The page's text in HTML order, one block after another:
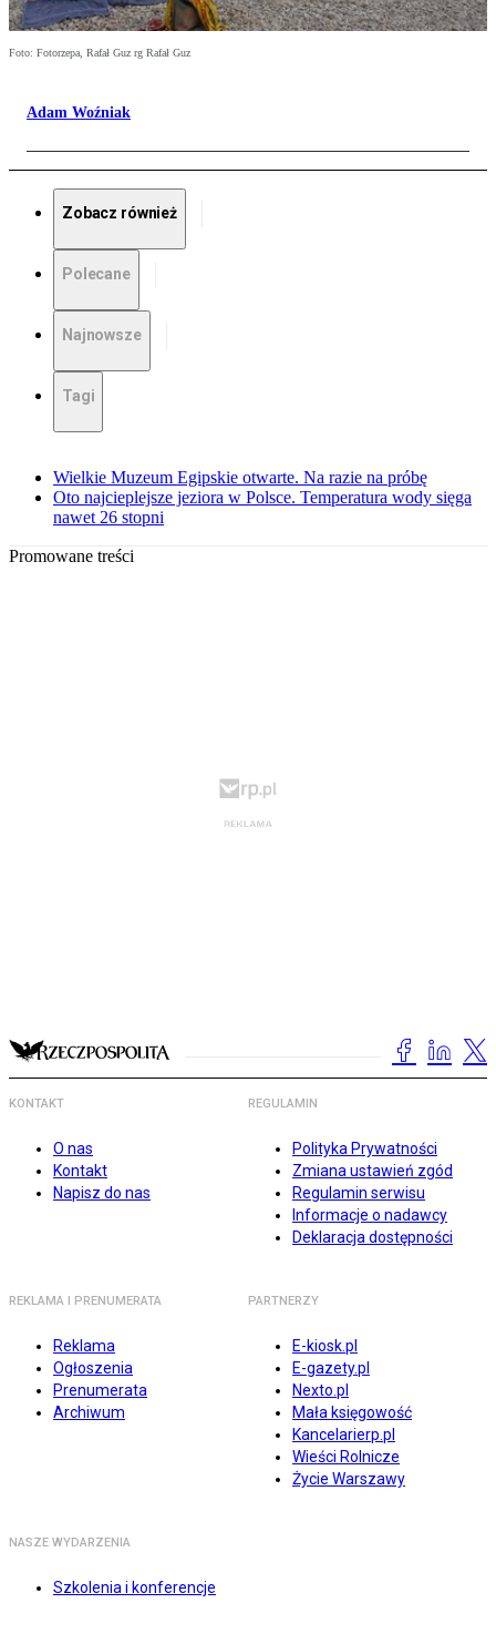
Foto: Fotorzepa, Rafał Guz rg Rafał Guz
Adam Woźniak
Zobacz również
Polecane
Najnowsze
Tagi
Wielkie Muzeum Egipskie otwarte. Na razie na próbę
Oto najcieplejsze jeziora w Polsce. Temperatura wody sięga
nawet 26 stopni
Promowane treści
KONTAKT
O nas
Kontakt
Napisz do nas
REGULAMIN
Polityka Prywatności
Zmiana ustawień zgód
Regulamin serwisu
Informacje o nadawcy
Deklaracja dostępności
REKLAMA I PRENUMERATA
Reklama
Ogłoszenia
Prenumerata
Archiwum
PARTNERZY
E-kiosk.pl
E-gazety.pl
Nexto.pl
Mała księgowość
Kancelarierp.pl
Wieści Rolnicze
Życie Warszawy
NASZE WYDARZENIA
Szkolenia i konferencje